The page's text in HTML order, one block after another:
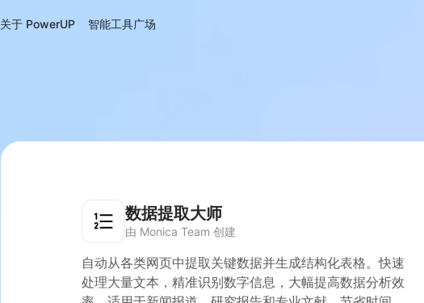
关于 PowerUP 智能工具广场
数据提取大师
由 Monica Team 创建
自动从各类网页中提取关键数据并生成结构化表格。快速
处理大量文本，精准识别数字信息，大幅提高数据分析效